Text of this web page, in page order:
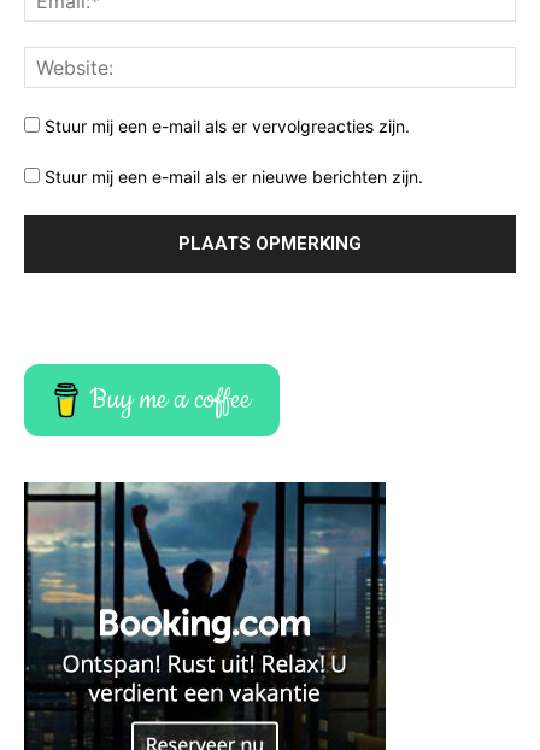
Stuur mij een e-mail als er vervolgreacties zijn.
Stuur mij een e-mail als er nieuwe berichten zijn.
Buy me a coffee